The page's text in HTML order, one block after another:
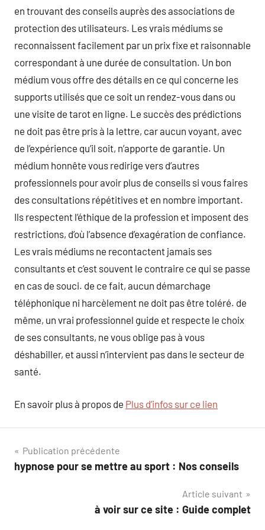
en trouvant des conseils auprès des associations de
protection des utilisateurs. Les vrais médiums se
reconnaissent facilement par un prix fixe et raisonnable
correspondant à une durée de consultation. Un bon
médium vous offre des détails en ce qui concerne les
supports utilisés que ce soit un rendez-vous dans ou
une visite de tarot en ligne. Le succès des prédictions
ne doit pas être pris à la lettre, car aucun voyant, avec
de l’expérience qu’il soit, n’apporte de garantie. Un
médium honnête vous redirige vers d’autres
professionnels pour avoir plus de conseils si vous faires
des consultations répétitives et en nombre important.
Ils respectent l’éthique de la profession et imposent des
restrictions, d’où l’absence d’exagération de confiance.
Les vrais médiums ne recontactent jamais ses
consultants et c’est souvent le contraire ce qui se passe
en cas de souci. de ce fait, aucun démarchage
téléphonique ni harcèlement ne doit pas être toléré. de
même, un vrai professionnel guide et respecte le choix
de ses consultants, ne vous oblige pas à vous
déshabiller, et aussi n’intervient pas dans le secteur de
santé.
En savoir plus à propos de Plus d’infos sur ce lien
Navigation
de
Publication précédente
hypnose pour se mettre au sport : Nos conseils
Article suivant
à voir sur ce site : Guide complet